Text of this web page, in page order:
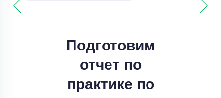
Подготовим
отчет по
практике по
Тема 1. Знакомство с организацией
дополнительного образования – базой практики,
системой ее работы. Составление плана
прохождения практики Тема 2. Изучение
нормативно-правовых документов,
регулирующих
Срок выполнения